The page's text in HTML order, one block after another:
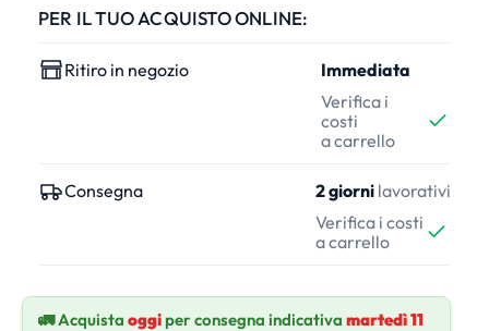
PER IL TUO ACQUISTO ONLINE:
Ritiro in negozio
Immediata
Verifica i
costi
a carrello
Consegna 2 giorni lavorativi
Verifica i costi
a carrello
🚛 Acquista oggiper consegna indicativa martedì 11